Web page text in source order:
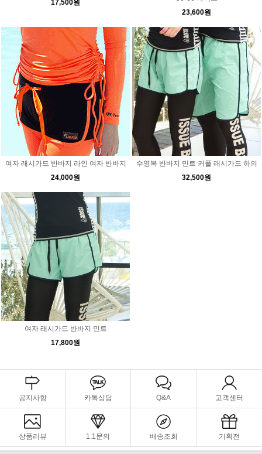
17,500원
23,600원
여자 래시가드 반바지 라인 여자 반바지
24,000원
수영복 반바지 민트 커플 래시가드 하의
32,500원
여자 래시가드 반바지 민트
17,800원
공지사항 카톡상담 Q&A 고객센터
상품리뷰 1:1문의 배송조회 기획전